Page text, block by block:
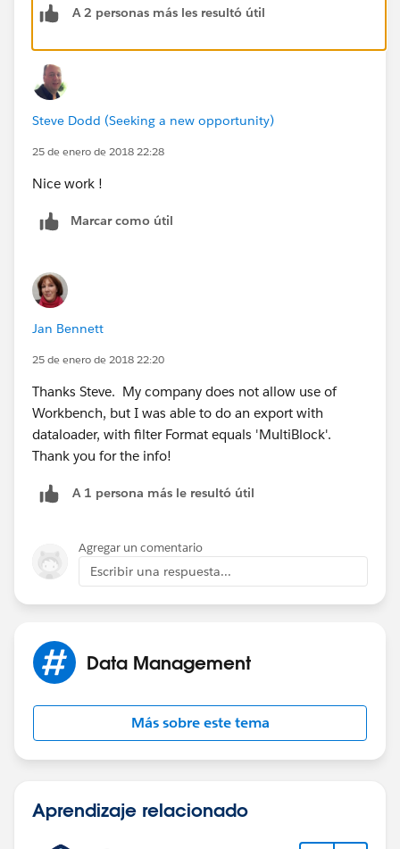
A 2 personas más les resultó útil
Steve Dodd (Seeking a new opportunity)
25 de enero de 2018 22:28
Nice work !
Marcar como útil
Jan Bennett
25 de enero de 2018 22:20
Thanks Steve. My company does not allow use of
Workbench, but I was able to do an export with
dataloader, with filter Format equals 'MultiBlock'.
Thank you for the info!
A 1 persona más le resultó útil
Agregar un comentario
Escribir una respuesta...
Data Management
Más sobre este tema
Aprendizaje relacionado